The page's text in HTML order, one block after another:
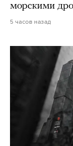
морскими
5 часов назад